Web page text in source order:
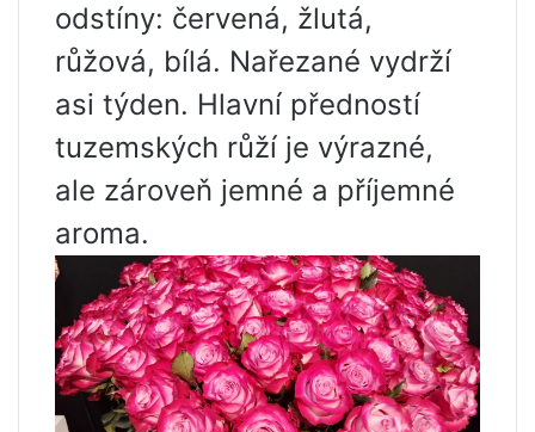
odstíny: červená, žlutá,
růžová, bílá. Nařezané vydrží
asi týden. Hlavní předností
tuzemských růží je výrazné,
ale zároveň jemné a příjemné
aroma.